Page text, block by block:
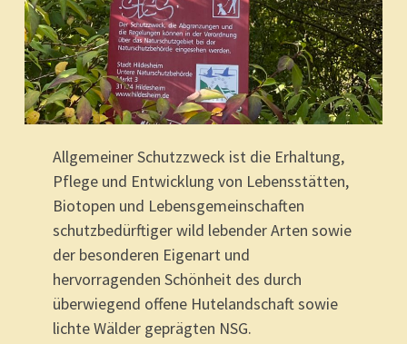
Allgemeiner Schutzzweck ist die Erhaltung,
Pflege und Entwicklung von Lebensstätten,
Biotopen und Lebensgemeinschaften
schutzbedürftiger wild lebender Arten sowie
der besonderen Eigenart und
hervorragenden Schönheit des durch
überwiegend offene Hutelandschaft sowie
lichte Wälder geprägten NSG.